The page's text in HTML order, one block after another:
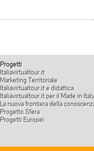
Progetti
Italiavirtualtour.it
Marketing Territoriale
Italiavirtualtour.it e didattica
Italiavirtualtour.it per il Made in Italy
La nuova frontiera della
Progetto Sfera
Progetti Europei